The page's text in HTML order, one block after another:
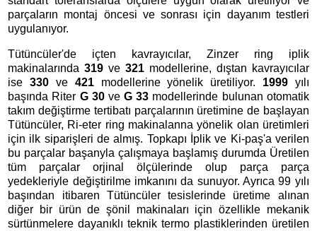
parçaların montaj öncesi ve sonrası için dayanım testleri
uygulanıyor.
Tütüncüler'de içten kavrayıcılar, Zinzer ring iplik
makinalarında319ve321 modellerine, dıştan kavrayıcılar
ise330 ve 421 modellerine yönelik üretiliyor. 1999 yılı
başında Riter G 30veG 33 modellerinde bulunan otomatik
takım değiştirme tertibatı parçalarının üretimine de başlayan
Tütüncüler, Ri-eter ring makinalanna yönelik olan üretimleri
için ilk siparişleri de almış. Topkapı İplik ve Ki-paş'a verilen
bu parçalar başanyla çalışmaya başlamış durumda Üretilen
tüm parçalar orjinal ölçülerinde olup parça parça
yedekleriyle değiştirilme imkanını da sunuyor. Ayrıca 99 yılı
başından itibaren Tütüncüler tesislerinde üretime alınan
diğer bir ürün de şönil makinaları için özellikle mekanik
sürtünmelere dayanıklı teknik termo plastiklerinden üretilen